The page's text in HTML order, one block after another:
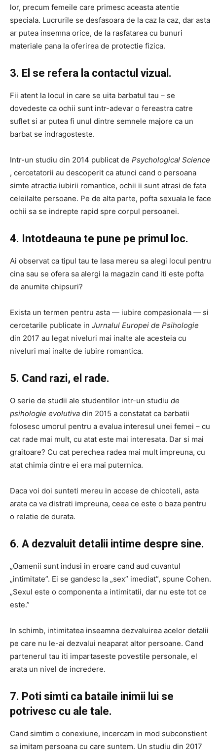
lor, precum femeile care primesc aceasta atentie
speciala. Lucrurile se desfasoara de la caz la caz, dar asta
ar putea insemna orice, de la rasfatarea cu bunuri
materiale pana la oferirea de protectie fizica.
3. El se refera la contactul vizual.
Fii atent la locul in care se uita barbatul tau – se
dovedeste ca ochii sunt intr-adevar o fereastra catre
suflet si ar putea fi unul dintre semnele majore ca un
barbat se indragosteste.
Intr-un studiu din 2014 publicat de Psychological Science
, cercetatorii au descoperit ca atunci cand o persoana
simte atractia iubirii romantice, ochii ii sunt atrasi de fata
celeilalte persoane. Pe de alta parte, pofta sexuala le face
ochii sa se indrepte rapid spre corpul persoanei.
4. Intotdeauna te pune pe primul loc.
Ai observat ca tipul tau te lasa mereu sa alegi locul pentru
cina sau se ofera sa alergi la magazin cand iti este pofta
de anumite chipsuri?
Exista un termen pentru asta — iubire compasionala — si
cercetarile publicate in Jurnalul Europei de Psihologie
din 2017 au legat niveluri mai inalte ale acesteia cu
niveluri mai inalte de iubire romantica.
5. Cand razi, el rade.
O serie de studii ale studentilor intr-un studiu de
psihologie evolutiva din 2015 a constatat ca barbatii
folosesc umorul pentru a evalua interesul unei femei – cu
cat rade mai mult, cu atat este mai interesata. Dar si mai
graitoare? Cu cat perechea radea mai mult impreuna, cu
atat chimia dintre ei era mai puternica.
Daca voi doi sunteti mereu in accese de chicoteli, asta
arata ca va distrati impreuna, ceea ce este o baza pentru
o relatie de durata.
6. A dezvaluit detalii intime despre sine.
„Oamenii sunt indusi in eroare cand aud cuvantul
„intimitate”. Ei se gandesc la „sex” imediat”, spune Cohen.
„Sexul este o componenta a intimitatii, dar nu este tot ce
este.”
In schimb, intimitatea inseamna dezvaluirea acelor detalii
pe care nu le-ai dezvalui neaparat altor persoane. Cand
partenerul tau iti impartaseste povestile personale, el
arata un nivel de incredere.
7. Poti simti ca bataile inimii lui se
potrivesc cu ale tale.
Cand simtim o conexiune, incercam in mod subconstient
sa imitam persoana cu care suntem. Un studiu din 2017